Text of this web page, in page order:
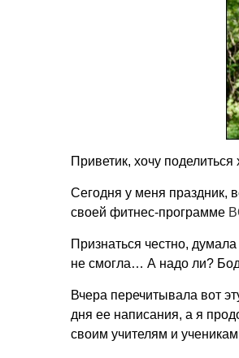
Приветик, хочу
Сегодня у меня праздник,
своей фитнес-программе
Признаться честно,
не смогла… А надо ли?
Вчера перечитывала вот
дня ее написания, а я
своим учителям и